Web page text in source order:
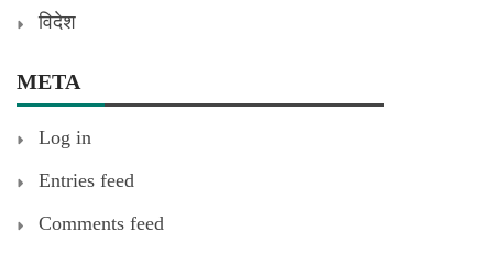
विदेश
META
Log in
Entries feed
Comments feed